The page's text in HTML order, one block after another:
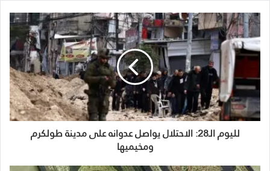
لليوم الـ28: الاحتلال يواصل عدوانه على مدينة طولكرم
ومخيميها